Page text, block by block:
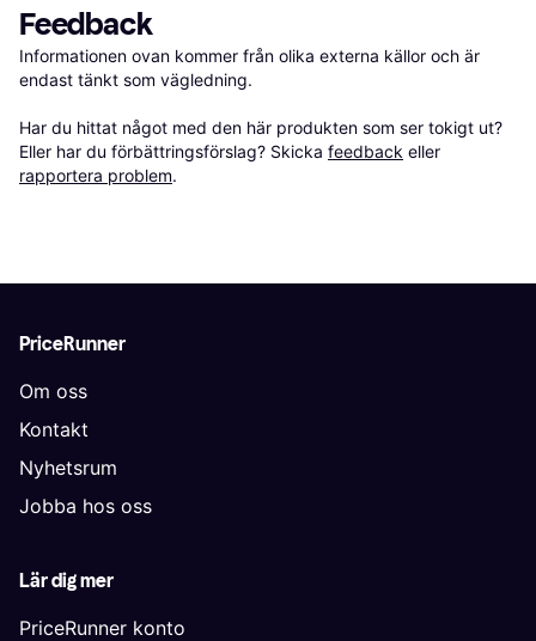
Feedback
Informationen ovan kommer från olika externa källor och är
endast tänkt som vägledning.
Har du hittat något med den här produkten som ser tokigt ut?
Eller har du förbättringsförslag? Skicka feedback eller
rapportera problem.
PriceRunner
Om oss
Kontakt
Nyhetsrum
Jobba hos oss
Lär dig mer
PriceRunner konto